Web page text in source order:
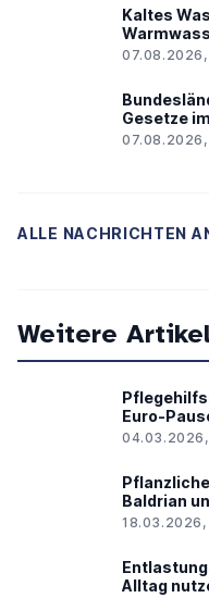
Kaltes
07.08.2026,
Gesetze
07.08.2026,
ALLE NACHRICHTEN
Weitere
Euro-
04.03.2026,
Baldrian
18.03.2026,
Alltag